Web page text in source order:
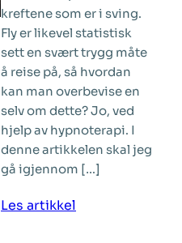
kreftene som er i sving.
Fly er likevel statistisk
sett en svært trygg måte
å reise på, så hvordan
kan man overbevise en
selv om dette? Jo, ved
hjelp av hypnoterapi. I
denne artikkelen skal jeg
gå igjennom […]
Les artikkel